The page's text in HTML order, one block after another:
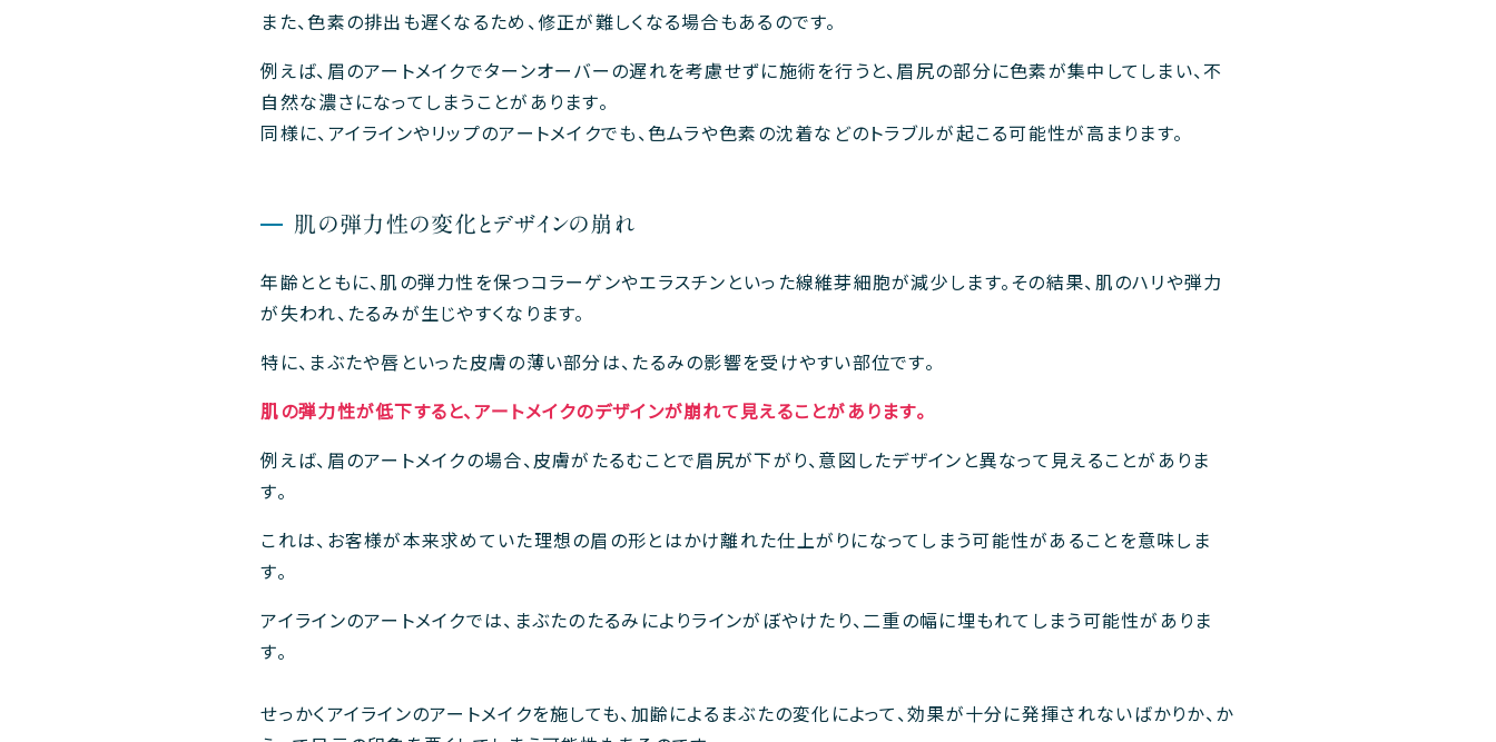
また、色素の排出も遅くなるため、修正が難しくなる場合もあるのです。
例えば、眉のアートメイクでターンオーバーの遅れを考慮せずに施術を行うと、眉尻の部分に色素が集中してしまい、不
自然な濃さになってしまうことがあります。
同様に、アイラインやリップのアートメイクでも、色ムラや色素の沈着などのトラブルが起こる可能性が高まります。
肌の弾力性の変化とデザインの崩れ
年齢とともに、肌の弾力性を保つコラーゲンやエラスチンといった線維芽細胞が減少します。その結果、肌のハリや弾力
が失われ、たるみが生じやすくなります。
特に、まぶたや唇といった皮膚の薄い部分は、たるみの影響を受けやすい部位です。
肌の弾力性が低下すると、アートメイクのデザインが崩れて見えることがあります。
例えば、眉のアートメイクの場合、皮膚がたるむことで眉尻が下がり、意図したデザインと異なって見えることがありま
す。
これは、お客様が本来求めていた理想の眉の形とはかけ離れた仕上がりになってしまう可能性があることを意味しま
す。
アイラインのアートメイクでは、まぶたのたるみによりラインがぼやけたり、二重の幅に埋もれてしまう可能性がありま
す。
せっかくアイラインのアートメイクを施しても、加齢によるまぶたの変化によって、効果が十分に発揮されないばかりか、か